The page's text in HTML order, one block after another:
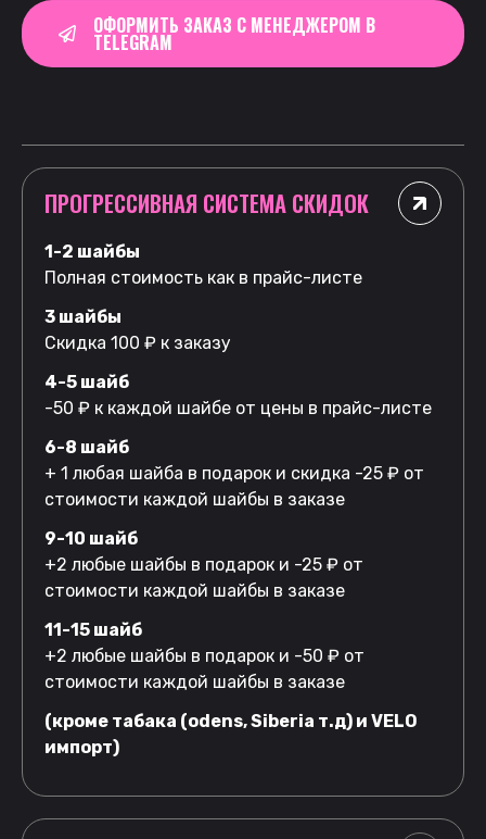
ОФОРМИТЬ ЗАКАЗ С МЕНЕДЖЕРОМ В
TELEGRAM
ПРОГРЕССИВНАЯ СИСТЕМА СКИДОК
1-2 шайбы
Полная стоимость как в прайс-листе
3 шайбы
Скидка 100 ₽ к заказу
4-5 шайб
-50 ₽ к каждой шайбе от цены в прайс-листе
6-8 шайб
+ 1 любая шайба в подарок и скидка -25 ₽ от
стоимости каждой шайбы в заказе
9-10 шайб
+2 любые шайбы в подарок и -25 ₽ от
стоимости каждой шайбы в заказе
11-15 шайб
+2 любые шайбы в подарок и -50 ₽ от
стоимости каждой шайбы в заказе
(кроме табака (odens, Siberia т.д) и VELO
импорт)